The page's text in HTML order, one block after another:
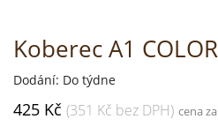
Koberec A1
Dodání: Do týdne
425 Kč (351 Kč bez DPH) cena